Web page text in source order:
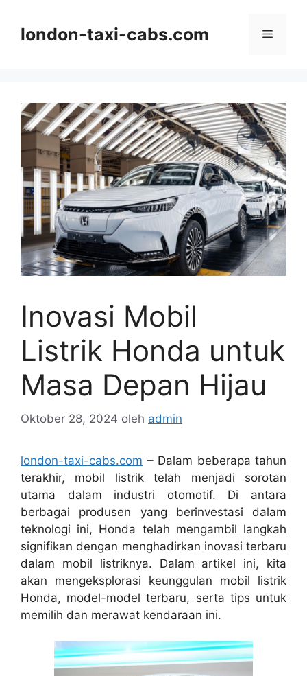
london-taxi-cabs.com Menu
Inovasi Mobil
Listrik Honda untuk
Masa Depan Hijau
Oktober 28, 2024 oleh admin
london-taxi-cabs.com – Dalam beberapa tahun
terakhir, mobil listrik telah menjadi sorotan
utama dalam industri otomotif. Di antara
berbagai produsen yang berinvestasi dalam
teknologi ini, Honda telah mengambil langkah
signifikan dengan menghadirkan inovasi terbaru
dalam mobil listriknya. Dalam artikel ini, kita
akan mengeksplorasi keunggulan mobil listrik
Honda, model-model terbaru, serta tips untuk
memilih dan merawat kendaraan ini.